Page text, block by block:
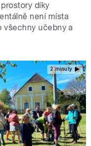
díky
není místa
všechny učebny a
2 minuty